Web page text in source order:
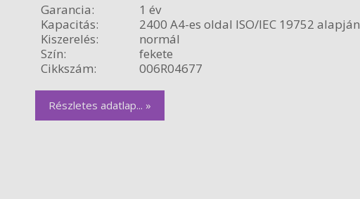
Garancia:
1 év
Kapacitás:
2400 A4-es oldal ISO/IEC 19752 alapján
Kiszerelés:
normál
Szín:
fekete
Cikkszám:
006R04677
Részletes adatlap... »